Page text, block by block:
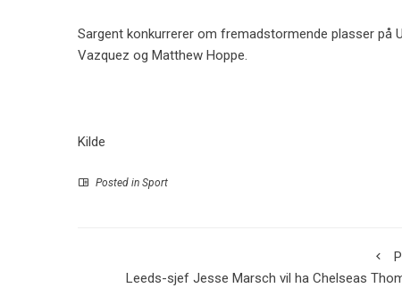
Sargent konkurrerer om fremadstormende plasser på
Vazquez og Matthew Hoppe.
Kilde
Posted in Sport
Leeds-sjef Jesse Marsch vil ha Chelseas